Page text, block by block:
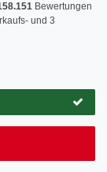
Bewertungen
und 3